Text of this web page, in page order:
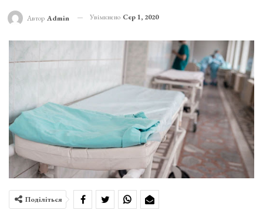
Автор Admin Увімкнено Сер 1, 2020
Поділіться